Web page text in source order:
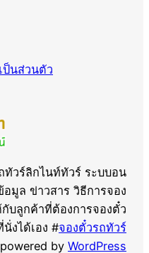
ป็นส่วนตัว
ทัวร์ลิกไนท์ทัวร์ ระบบอน
มูล ข่าวสาร วิธีการจอง
บลูกค้าที่ต้องการจองตั๋ว
งได้เอง #จองตั๋วรถทัวร์
by WordPress